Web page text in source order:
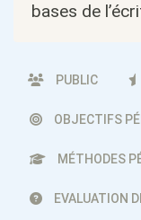
bases de
PUBLIC
OBJECTIFS
MÉTHODES
EVALUATION